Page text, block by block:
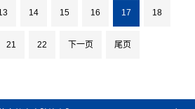
14 15 16 17 18
21 22 下一页 尾页